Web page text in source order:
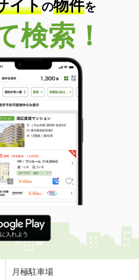
イトの物件を
検索！
月極駐車場